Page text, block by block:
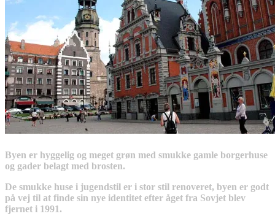
Byen er hyggelig og meget grøn med smukke gamle borgerhuse
og gader belagt med brosten.
De smukke huse i jugendstil er i stor stil renoveret, byen er godt
på vej til at finde sin nye identitet efter åget fra Sovjet blev
fjernet i 1991.